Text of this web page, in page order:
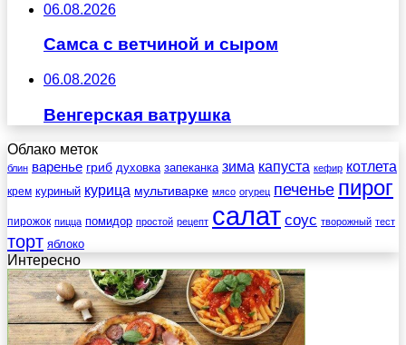
06.08.2026
Самса с ветчиной и сыром
06.08.2026
Венгерская ватрушка
Облако меток
блин варенье гриб духовка запеканка зима капуста кефир котлета
крем куриный курица мультиварке мясо огурец печенье пирог
пирожок пицца помидор простой рецепт салат соус творожный тест
торт яблоко
Интересно